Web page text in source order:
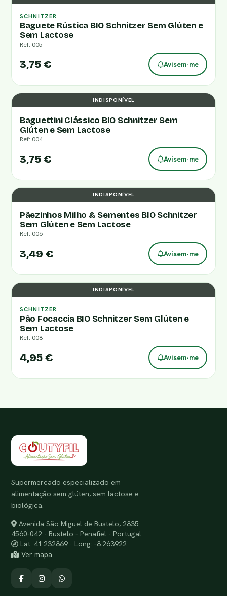
SCHNITZER
Baguete Rústica BIO Schnitzer Sem Glúten e
Sem Lactose
Ref: 005
3,75 € Avisem-me
INDISPONÍVEL
Baguettini Clássico BIO Schnitzer Sem
Glúten e Sem Lactose
Ref: 004
3,75 € Avisem-me
INDISPONÍVEL
Pãezinhos Milho & Sementes BIO Schnitzer
Sem Glúten e Sem Lactose
Ref: 006
3,49 € Avisem-me
INDISPONÍVEL
SCHNITZER
Pão Focaccia BIO Schnitzer Sem Glúten e
Sem Lactose
Ref: 008
4,95 € Avisem-me
Supermercado especializado em
alimentação sem glúten, sem lactose e
biológica.
Avenida São Miguel de Bustelo, 2835
4560-042 · Bustelo - Penafiel · Portugal
Lat: 41.232869 · Long: -8.263922
Ver mapa